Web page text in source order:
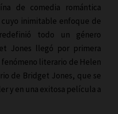
de comedia romántica
inimitable enfoque de
todo un género
Jones llegó por primera
fenómeno literario de Helen
de Bridget Jones, que se
y en una exitosa película a